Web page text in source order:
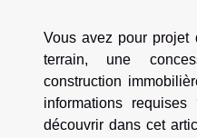
Vous avez pour projet
terrain, une
construction
informations
découvrir dans cet